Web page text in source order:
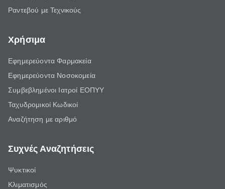
Ραντεβού με Τεχνικούς
Χρήσιμα
Εφημερεύοντα Φαρμακεία
Εφημερεύοντα Νοσοκομεία
Συμβεβλημένοι Ιατροί ΕΟΠΥΥ
Ταχυδρομικοί Κωδικοί
Αναζήτηση με αριθμό
Συχνές Αναζητήσεις
Ψυκτικοί
Κλιματισμός